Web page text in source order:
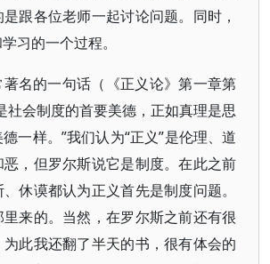
跟各位老师一起讨论问题。同时，
习的一个过程。
名的一句话（《正义论》第一章第
社会制度的首要美德，正如真理是思
一样。”我们认为“正义”是伦理、道
，但罗尔斯说它是制度。在此之前
休谟都认为正义首先是制度问题。
来的。当然，在罗尔斯之前还有很
此我还翻了半天的书，很有体会的